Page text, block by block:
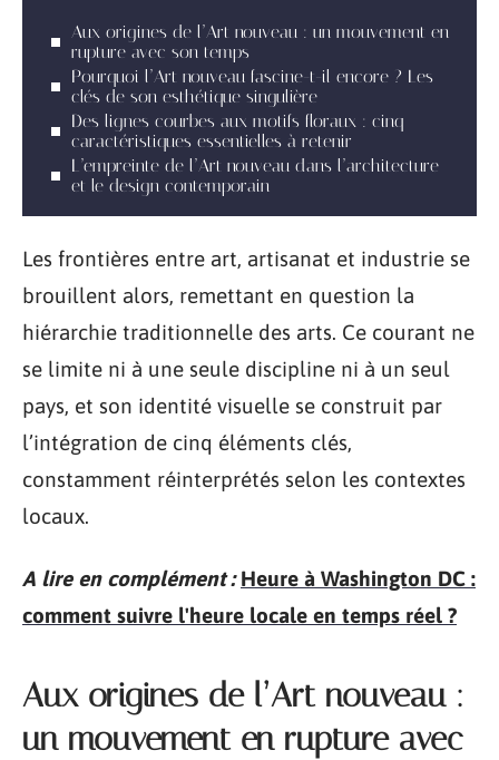
Aux origines de l’Art nouveau : un mouvement en
rupture avec son temps
Pourquoi l’Art nouveau fascine-t-il encore ? Les
clés de son esthétique singulière
Des lignes courbes aux motifs floraux : cinq
caractéristiques essentielles à retenir
L’empreinte de l’Art nouveau dans l’architecture
et le design contemporain
Les frontières entre art, artisanat et industrie se
brouillent alors, remettant en question la
hiérarchie traditionnelle des arts. Ce courant ne
se limite ni à une seule discipline ni à un seul
pays, et son identité visuelle se construit par
l’intégration de cinq éléments clés,
constamment réinterprétés selon les contextes
locaux.
A lire en complément : Heure à Washington DC :
comment suivre l'heure locale en temps réel ?
Aux origines de l’Art nouveau :
un mouvement en rupture avec